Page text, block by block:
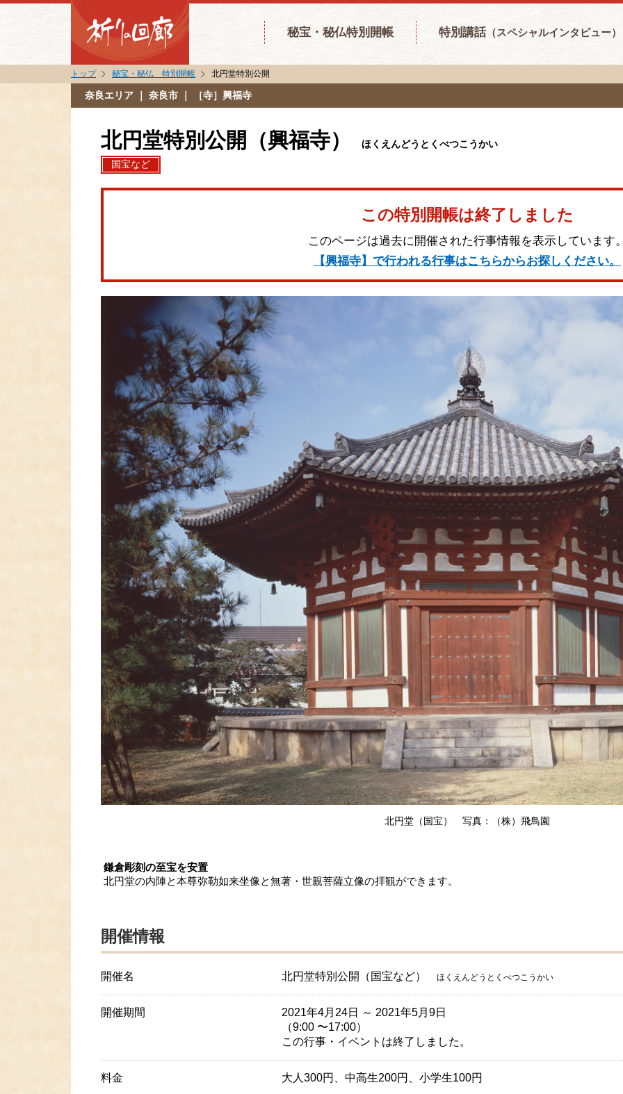
秘宝・秘仏特別開帳 特別講話（スペシャルインタビュー）
トップ 秘宝・秘仏 特別開帳 北円堂特別公開
奈良エリア ｜ 奈良市 ｜ ［寺］興福寺
北円堂特別公開（興福寺） ほくえんどうとくべつこうかい
国宝など
この特別開帳は終了しました
このページは過去に開催された行事情報を表示しています
【興福寺】で行われる行事はこちらからお探しください。
北円堂（国宝） 写真：（株）飛鳥園
鎌倉彫刻の至宝を安置
北円堂の内陣と本尊弥勒如来坐像と無著・世親菩薩立像の拝観ができます。
開催情報
開催名 北円堂特別公開（国宝など） ほくえんどうとくべつこうかい
開催期間
2021年4月24日 ～ 2021年5月9日
（9:00 〜17:00）
この行事・イベントは終了しました。
料金 大人300円、中高生200円、小学生100円